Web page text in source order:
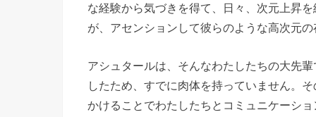
な経験から気づきを得て、日々、次元上昇
が、アセンションして彼らのような高次元
アシュタールは、そんなわたしたちの大先
したため、すでに肉体を持っていません。
かけることでわたしたちとコミュニケーシ